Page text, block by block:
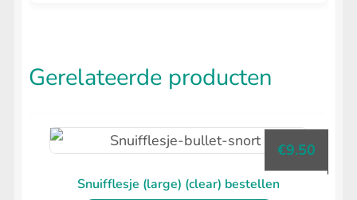
Gerelateerde producten
Snuifflesje (large) (clear) bestellen
€9.50